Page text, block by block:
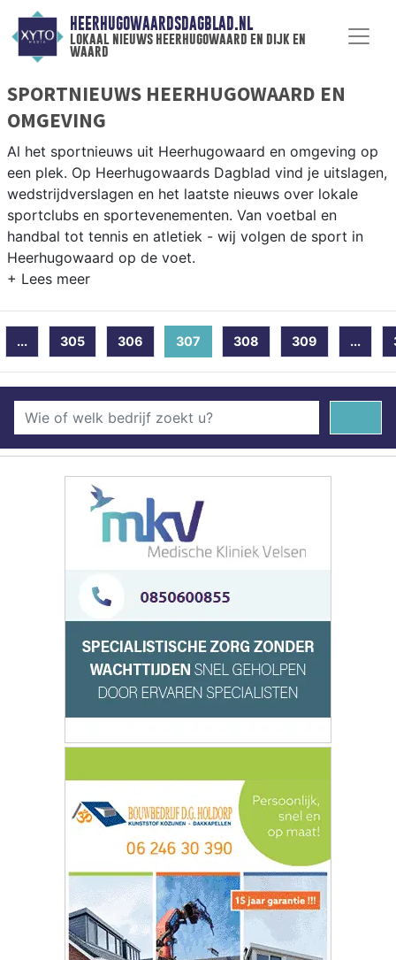
HEERHUGOWAARDSDAGBLAD.NL
lokaal nieuws heerhugowaard en dijk en
waard
SPORTNIEUWS HEERHUGOWAARD EN
OMGEVING
Al het sportnieuws uit Heerhugowaard en omgeving op
een plek. Op Heerhugowaards Dagblad vind je uitslagen,
wedstrijdverslagen en het laatste nieuws over lokale
sportclubs en sportevenementen. Van voetbal en
handbal tot tennis en atletiek - wij volgen de sport in
Heerhugowaard op de voet.
Onze sportredactie brengt wekelijks verslagen van
wedstrijden en toernooien uit de regio. Blijf op de
hoogte van alle sportieve uitslagen en prestaties in
Heerhugowaard.
... 305 306 307 (current)
308 309 ...